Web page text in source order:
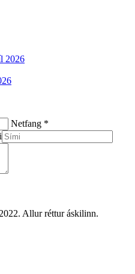
2026
Netfang *
Allur réttur áskilinn.